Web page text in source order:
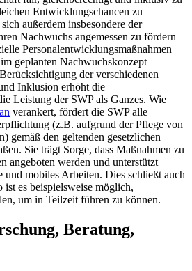
Entwicklungschancen zu
außerdem insbesondere der
Nachwuchs angemessen zu fördern
Personalentwicklungsmaßnahmen
geplanten Nachwuchskonzept
der verschiedenen
Inklusion erhöht die
Leistung der SWP als Ganzes. Wie
verankert, fördert die SWP alle
(z.B. aufgrund der Pflege von
gemäß den geltenden gesetzlichen
Sie trägt Sorge, dass Maßnahmen zu
angeboten werden und unterstützt
mobiles Arbeiten. Dies schließt auch
es beispielsweise möglich,
um in Teilzeit führen zu können.
Beratung,